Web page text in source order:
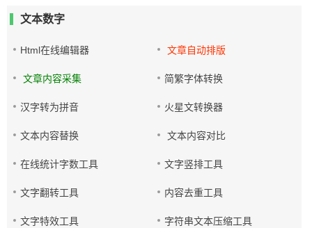
文本数字
Html在线编辑器 文章自动排版
文章内容采集 简繁字体转换
汉字转为拼音 火星文转换器
文本内容替换 文本内容对比
在线统计字数工具 文字竖排工具
文字翻转工具 内容去重工具
文字特效工具 字符串文本压缩工具